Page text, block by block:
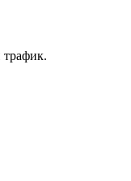
трафик.